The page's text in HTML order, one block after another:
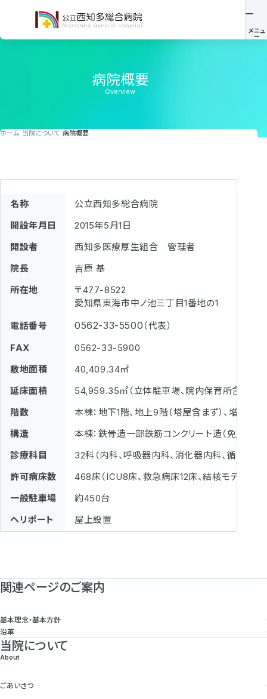
病院概要
Overview
ホーム 当院について 病院概要
名称
公立西知多総合病院
開設年月日
2015年5月1日
開設者
西知多医療厚生組合 管理者
院長
吉原 基
所在地
〒477-8522
愛知県東海市中ノ池三丁目1番地の1
電話番号
0562-33-5500 （代表）
FAX
0562-33-5900
敷地面積
40,409.34㎡
延床面積
54,959.35㎡（立体駐車場、院内保育所含む）
階数
本棟：地下1階、地上9階（塔屋含まず）、増
構造
本棟：鉄骨造一部鉄筋コンクリート造（免震構造
診療科目
32科（内科、呼吸器内科、消化器内科、循環器
許可病床数
468床（ICU8床、救急病床12床、結核モデル病
一般駐車場
約450台
ヘリポート
屋上設置
関連ページのご案内
基本理念・基本方針
沿革
当院について
About
ごあいさつ